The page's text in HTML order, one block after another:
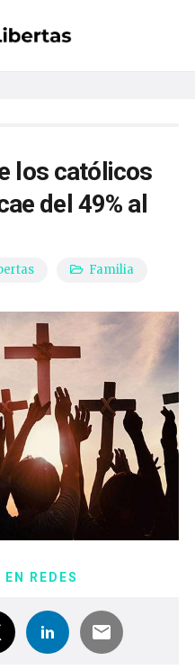
los católicos
del 49% al
Familia
REDES